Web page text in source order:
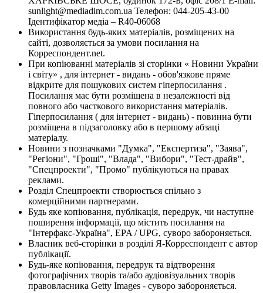
sunlight@mediadim.com.ua Телефон: 044-205-43-00
Ідентифікатор медіа – R40-06068
Використання будь-яких матеріалів, розміщених на
сайті, дозволяється за умови посилання на
Корреспондент.net.
При копіюванні матеріалів зі сторінки « Новини України
і світу» , для інтернет - видань - обов'язкове пряме
відкрите для пошукових систем гіперпосилання .
Посилання має бути розміщена в незалежності від
повного або часткового використання матеріалів.
Гіперпосилання ( для інтернет - видань) - повинна бути
розміщена в підзаголовку або в першому абзаці
матеріалу.
Новини з позначками "Думка", "Експертиза", "Заява",
"Регіони", "Гроші", "Влада", "Вибори", "Тест-драйв",
"Спецпроекти", "Промо" публікуються на правах
реклами.
Розділ Спецпроекти створюється спільно з
комерційними партнерами.
Будь яке копіювання, публікація, передрук, чи наступне
поширення інформації, що містить посилання на
"Інтерфакс-Україна", EPA / UPG, суворо забороняється.
Власник веб-сторінки в розділі Я-Корреспондент є автор
публікації.
Будь-яке копіювання, передрук та відтворення
фотографічних творів та/або аудіовізуальних творів
правовласника Getty Images - суворо забороняється.